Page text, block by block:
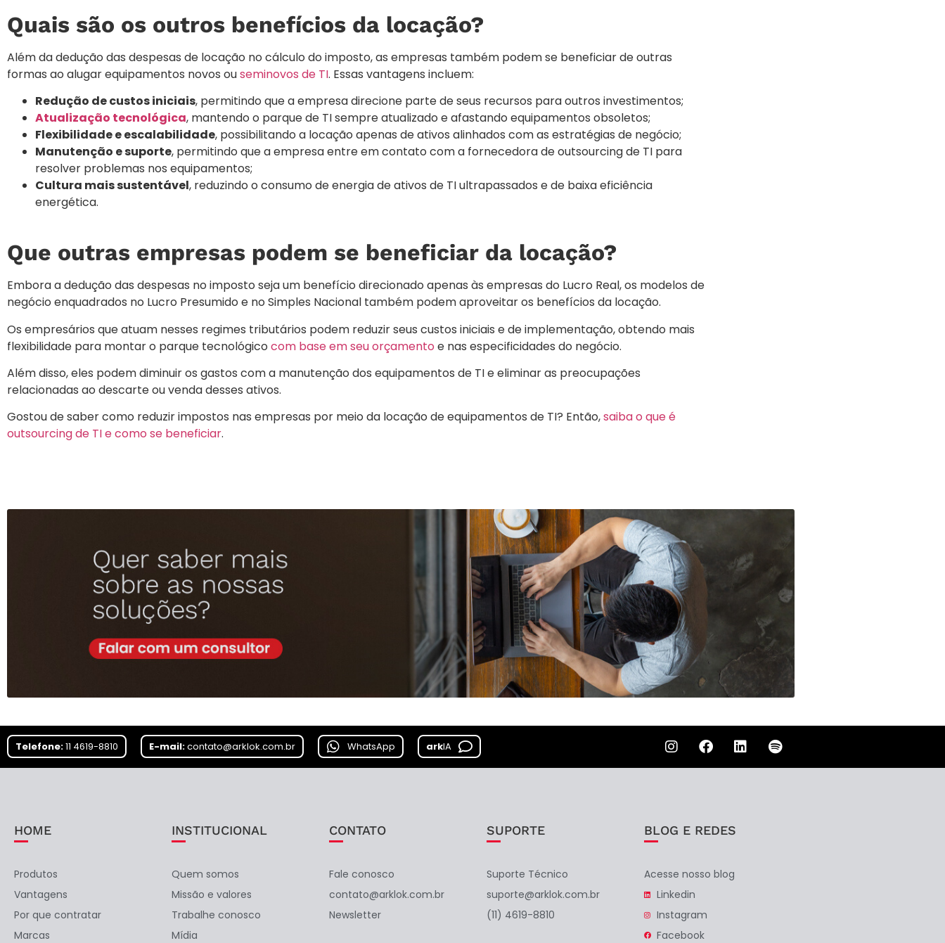
Quais são os outros benefícios da locação?
Além da dedução das despesas de locação no cálculo do imposto, as empresas também podem se beneficiar de outras
formas ao alugar equipamentos novos ouseminovos de TI. Essas vantagens incluem:
Redução de custos iniciais, permitindo que a empresa direcione parte de seus recursos para outros investimentos;
Atualização tecnológica, mantendo o parque de TI sempre atualizado e afastando equipamentos obsoletos;
Flexibilidade e escalabilidade, possibilitando a locação apenas de ativos alinhados com as estratégias de negócio;
Manutenção e suporte, permitindo que a empresa entre em contato com a fornecedora de outsourcing de TI para
resolver problemas nos equipamentos;
Cultura mais sustentável, reduzindo o consumo de energia de ativos de TI ultrapassados e de baixa eficiência
energética.
Que outras empresas podem se beneficiar da locação?
Embora a dedução das despesas no imposto seja um benefício direcionado apenas às empresas do Lucro Real, os modelos de
negócio enquadrados no Lucro Presumido e no Simples Nacional também podem aproveitar os benefícios da locação.
Os empresários que atuam nesses regimes tributários podem reduzir seus custos iniciais e de implementação, obtendo mais
flexibilidade para montar o parque tecnológico com base em seu orçamento e nas especificidades do negócio.
Além disso, eles podem diminuir os gastos com a manutenção dos equipamentos de TI e eliminar as preocupações
relacionadas ao descarte ou venda desses ativos.
Gostou de saber como reduzir impostos nas empresas por meio da locação de equipamentos de TI? Então,saiba o que é
outsourcing de TI e como se beneficiar.
Telefone:11 4619-8810 E-mail:contato@arklok.com.br WhatsApp arkIA
HOME
Produtos
Vantagens
Por que contratar
Marcas
INSTITUCIONAL
Quem somos
Missão e valores
Trabalhe conosco
Mídia
CONTATO
Fale conosco
contato@arklok.com.br
Newsletter
SUPORTE
Suporte Técnico
suporte@arklok.com.br
(11) 4619-8810
BLOG E REDES
Acesse nosso blog
Linkedin
Instagram
Facebook